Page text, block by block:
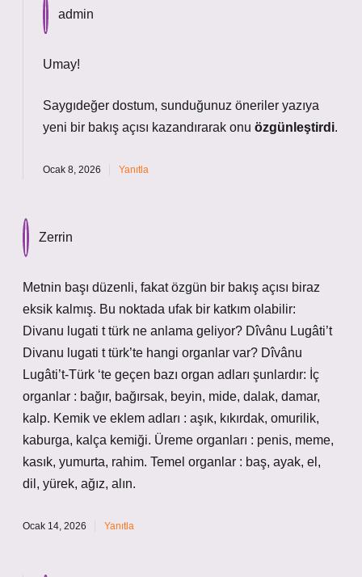
Umay!
Saygıdeğer dostum, sunduğunuz öneriler yazıya
yeni bir bakış açısı kazandırarak onu özgünleştirdi.
Ocak 8, 2026 Yanıtla
Metnin başı düzenli, fakat özgün bir bakış açısı biraz
eksik kalmış. Bu noktada ufak bir katkım olabilir:
Divanu lugati t türk ne anlama geliyor? Dîvânu Lugâti’t
Divanu lugati t türk’te hangi organlar var? Dîvânu
Lugâti’t-Türk ‘te geçen bazı organ adları şunlardır: İç
organlar : bağır, bağırsak, beyin, mide, dalak, damar,
kalp. Kemik ve eklem adları : aşık, kıkırdak, omurilik,
kaburga, kalça kemiği. Üreme organları : penis, meme,
kasık, yumurta, rahim. Temel organlar : baş, ayak, el,
dil, yürek, ağız, alın.
Ocak 14, 2026 Yanıtla